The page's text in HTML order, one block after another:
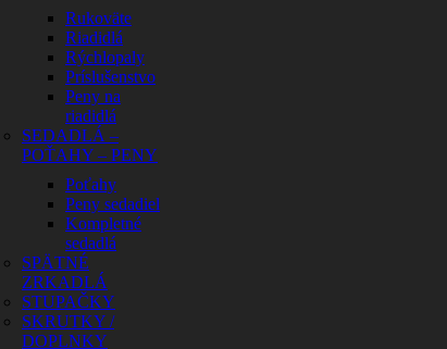
Rukoväte
Riadidlá
Rýchlopaly
Príslušenstvo
Peny na
riadidlá
SEDADLÁ –
POŤAHY – PENY
Poťahy
Peny sedadiel
Kompletné
sedadlá
SPÄTNÉ
ZRKADLÁ
STUPAČKY
SKRUTKY /
DOPLNKY